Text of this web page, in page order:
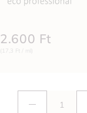
2.600 Ft
(17,3 Ft / ml)